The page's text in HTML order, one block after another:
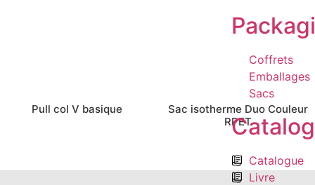
Coffrets
Emballages
Sacs
Catalogue
Livre
Pull col V basique
Sac isotherme Duo Couleur
RPET